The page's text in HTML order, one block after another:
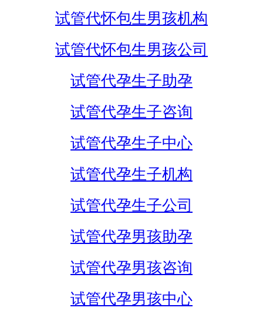
试管代怀包生男孩机构
试管代怀包生男孩公司
试管代孕生子助孕
试管代孕生子咨询
试管代孕生子中心
试管代孕生子机构
试管代孕生子公司
试管代孕男孩助孕
试管代孕男孩咨询
试管代孕男孩中心